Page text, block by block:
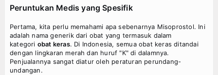
Peruntukan Medis yang Spesifik
Pertama, kita perlu memahami apa sebenarnya Misoprostol. Ini
adalah nama generik dari obat yang termasuk dalam
kategori obat keras. Di Indonesia, semua obat keras ditandai
dengan lingkaran merah dan huruf "K" di dalamnya.
Penjualannya sangat diatur oleh peraturan perundang-
undangan.